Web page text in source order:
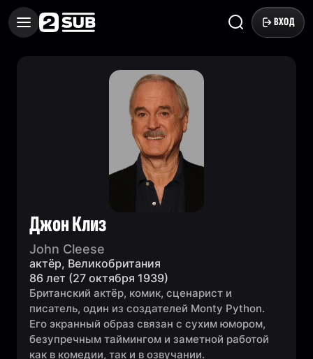
ВХОД
Джон Клиз
John Cleese
актёр, Великобритания
86 лет (27 октября 1939)
Британский актёр, комик, сценарист и
писатель, один из создателей Monty Python.
Его экранный образ связан с сухим юмором,
безупречным таймингом и заметной работой
как в комедии, так и в озвучании.